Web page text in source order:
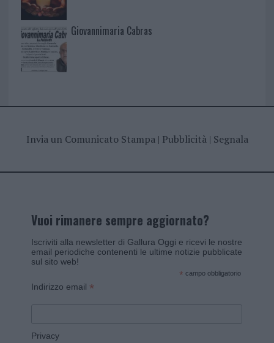
Giovannimaria Cabras
Invia un Comunicato Stampa| Pubblicità| Segnala
Vuoi rimanere sempre aggiornato?
Iscriviti alla newsletter di Gallura Oggi e ricevi le nostre
email periodiche contenenti le ultime notizie pubblicate
sul sito web!
* campo obbligatorio
Indirizzo email *
Privacy